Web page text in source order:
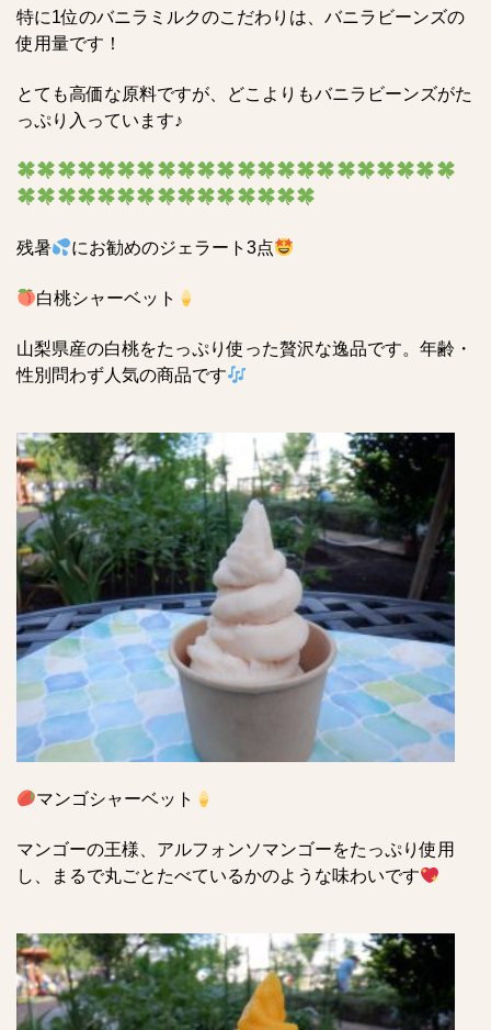
特に1位のバニラミルクのこだわりは、バニラビーンズの
使用量です！
とても高価な原料ですが、どこよりもバニラビーンズがた
っぷり入っています♪
残暑 にお勧めのジェラート3点
白桃シャーベット
山梨県産の白桃をたっぷり使った贅沢な逸品です。年齢・
性別問わず人気の商品です
マンゴシャーベット
マンゴーの王様、アルフォンソマンゴーをたっぷり使用
し、まるで丸ごとたべているかのような味わいです